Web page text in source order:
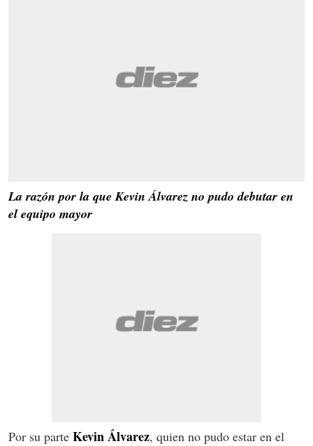
La razón por la que Kevin Álvarez no pudo debutar en
el equipo mayor
Por su parte Kevin Álvarez, quien no pudo estar en el